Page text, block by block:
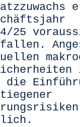
25
die